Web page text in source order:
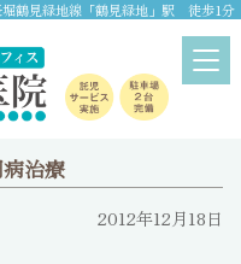
鶴見緑地線「鶴見緑地」駅 徒歩1分
治療
2012年12月18日